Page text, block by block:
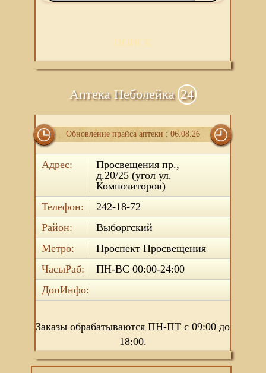
ПОИСК
Аптека Неболейка 24
Обновление прайса аптеки : 06.08.26
Адрес:
Просвещения пр.,
д.20/25 (угол ул.
Композиторов)
Телефон:
242-18-72
Район:
Выборгский
Метро:
Проспект Просвещения
ЧасыРаб:
ПН-ВС 00:00-24:00
ДопИнфо:
Заказы обрабатываются ПН-ПТ с 09:00 до
18:00.